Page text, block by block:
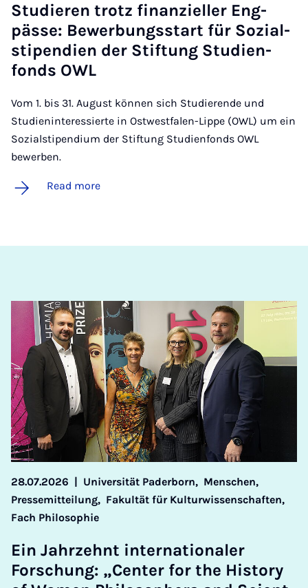
Stud­ier­en trotz fin­an­zi­eller En­g­
pässe: Be­w­er­bungsstart für Sozi­al­
sti­pen­di­en der Stif­tung Stud­i­en­
fonds OWL
Vom 1. bis 31. August können sich Studierende und
Studieninteressierte in Ostwestfalen-Lippe (OWL) um ein
Sozialstipendium der Stiftung Studienfonds OWL
bewerben.
Read more
28.07.2026 Universität Paderborn, Menschen,
Pressemitteilung, Fakultät für Kulturwissenschaften,
Fach Philosophie
Ein Jahrzehnt in­ter­na­tionaler
Forschung: „Cen­ter for the His­tory